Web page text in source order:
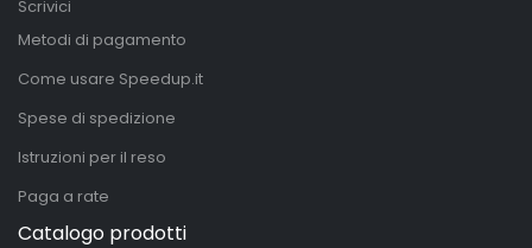
Scrivici
Metodi di pagamento
Come usare Speedup.it
Spese di spedizione
Istruzioni per il reso
Paga a rate
Catalogo prodotti